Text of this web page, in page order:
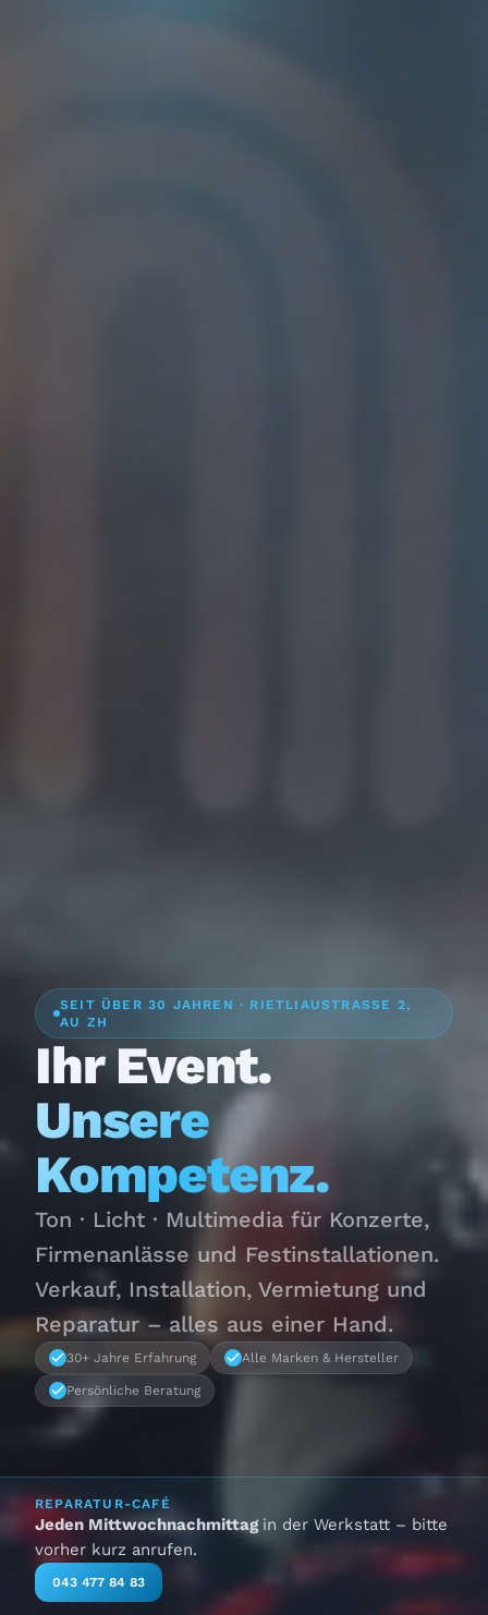
SEIT ÜBER 30 JAHREN · RIETLIAUSTRASSE 2,
AU ZH
Ihr Event.
Unsere
Kompetenz.
Ton · Licht · Multimedia für Konzerte,
Firmenanlässe und Festinstallationen.
Verkauf, Installation, Vermietung und
Reparatur – alles aus einer Hand.
30+ Jahre Erfahrung Alle Marken & Hersteller
Persönliche Beratung
REPARATUR-CAFÉ
Jeden Mittwochnachmittag in der Werkstatt – bitte
vorher kurz anrufen.
043 477 84 83